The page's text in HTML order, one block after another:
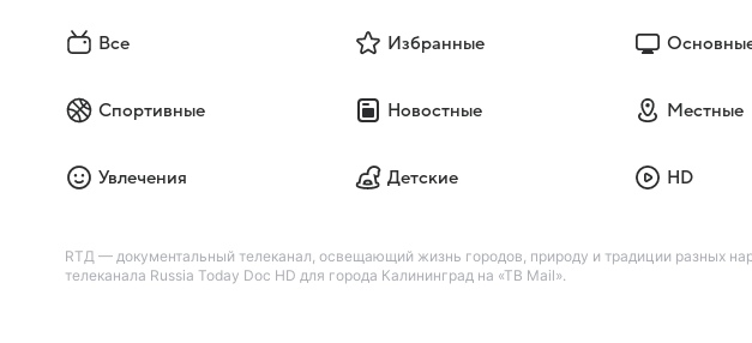
Все Избранные
Спортивные Новостные Местные
Увлечения Детские HD
RTД — документальный телеканал, освещающий жизнь городов, природу и традиции разных
телеканала Russia Today Doc HD для города Калининград на «ТВ Mail».